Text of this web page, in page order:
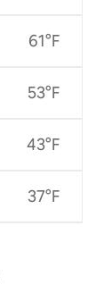
61°F
53°F
43°F
37°F